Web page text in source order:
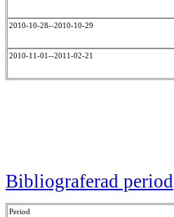
2010-10-28--2010-10-29
2010-11-01--2011-02-21
Bibliograferad period
Period